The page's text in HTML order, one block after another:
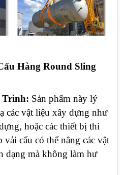
Hàng Round Sling
Trình: Sản phẩm này lý
các vật liệu xây dựng như
hoặc các thiết bị thi
cẩu có thể nâng các vật
dạng mà không làm hư